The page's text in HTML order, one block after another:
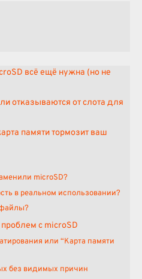
всё ещё нужна (но не
отказываются от слота для
памяти тормозит ваш
microSD?
в реальном использовании?
с microSD
или “Карта памяти
без видимых причин